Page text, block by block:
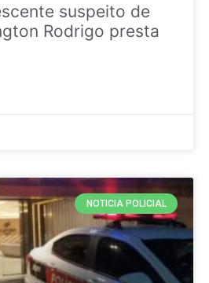
suspeito de
Rodrigo presta
NOTICIA POLICIAL